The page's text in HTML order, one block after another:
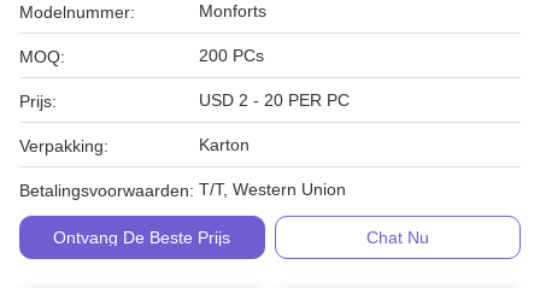
Modelnummer: Monforts
MOQ: 200 PCs
Prijs: USD 2 - 20 PER PC
Verpakking: Karton
Betalingsvoorwaarden: T/T, Western Union
Ontvang De Beste Prijs Chat Nu